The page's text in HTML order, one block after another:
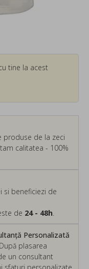
produse de la zeci
calitatea - 100%
tine la acest
Personalizată
plasarea
un consultant
sfaturi personalizate
si beneficiezi de
de 24 - 48h